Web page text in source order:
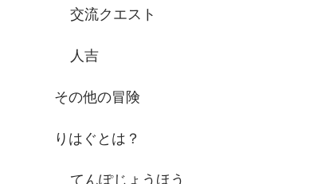
交流クエスト
人吉
その他の冒険
りはぐとは？
てんぽじょうほう